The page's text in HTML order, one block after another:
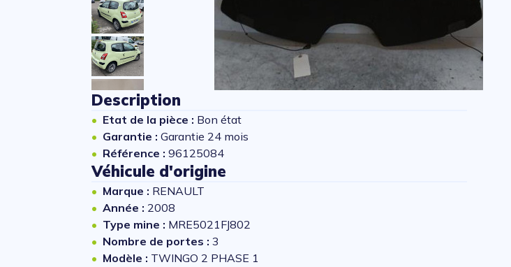
Description
Etat de la pièce : Bon état
Garantie : Garantie 24 mois
Référence : 96125084
Véhicule d'origine
Marque : RENAULT
Année : 2008
Type mine : MRE5021FJ802
Nombre de portes : 3
Modèle : TWINGO 2 PHASE 1